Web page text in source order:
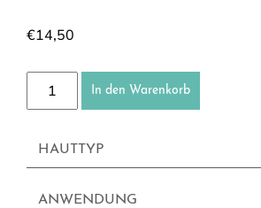
€14,50
Augen-Make-up-Entferner Flüssig Menge
In den Warenkorb
HAUTTYP
ANWENDUNG